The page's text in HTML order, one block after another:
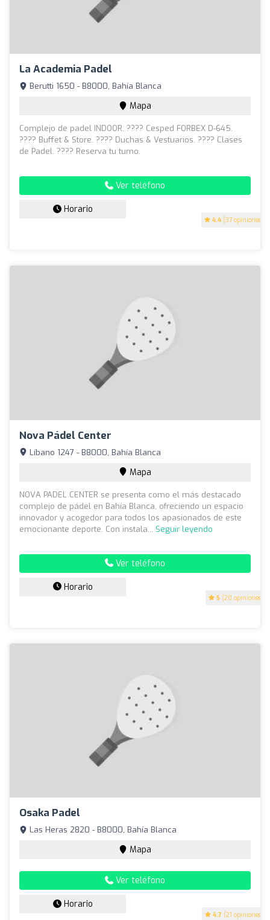
La Academia Padel
4.4 (37 opiniones)
Berutti 1650 - B8000, Bahía Blanca
Mapa
Complejo de padel INDOOR. ???? Cesped FORBEX D-645.
???? Buffet & Store. ???? Duchas & Vestuarios. ???? Clases
de Padel. ????️ Reserva tu turno.
Ver teléfono
Horario
Nova Pádel Center
5 (20 opiniones)
Líbano 1247 - B8000, Bahía Blanca
Mapa
NOVA PADEL CENTER se presenta como el más destacado
complejo de pádel en Bahía Blanca, ofreciendo un espacio
innovador y acogedor para todos los apasionados de este
emocionante deporte. Con instala... Seguir leyendo
Ver teléfono
Horario
Osaka Padel
4.7 (21 opiniones)
Las Heras 2820 - B8000, Bahía Blanca
Mapa
Ver teléfono
Horario